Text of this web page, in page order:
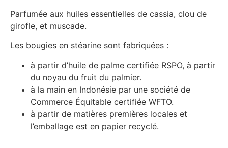
Parfumée aux huiles essentielles de cassia, clou de
girofle, et muscade.
Les bougies en stéarine sont fabriquées :
à partir d’huile de palme certifiée RSPO, à partir
du noyau du fruit du palmier.
à la main en Indonésie par une société de
Commerce Équitable certifiée WFTO.
à partir de matières premières locales et
l’emballage est en papier recyclé.